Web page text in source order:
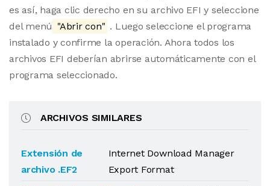
es así, haga clic derecho en su archivo EFI y seleccione
del menú "Abrir con" . Luego seleccione el programa
instalado y confirme la operación. Ahora todos los
archivos EFI deberían abrirse automáticamente con el
programa seleccionado.
ARCHIVOS SIMILARES
Extensión de
archivo .EF2
Internet Download Manager
Export Format